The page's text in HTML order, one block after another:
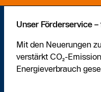
der Einspeisung in die
Unser Förderservice
Mit den Neuerungen
verstärkt CO₂-
Energieverbrauch